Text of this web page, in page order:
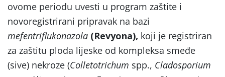
ovome periodu uvesti u program zaštite i
novoregistrirani pripravak na bazi
mefentriflukonazola (Revyona), koji je registriran
za zaštitu ploda lijeske od kompleksa smeđe
(sive) nekroze (Colletotrichum spp., Cladosporium